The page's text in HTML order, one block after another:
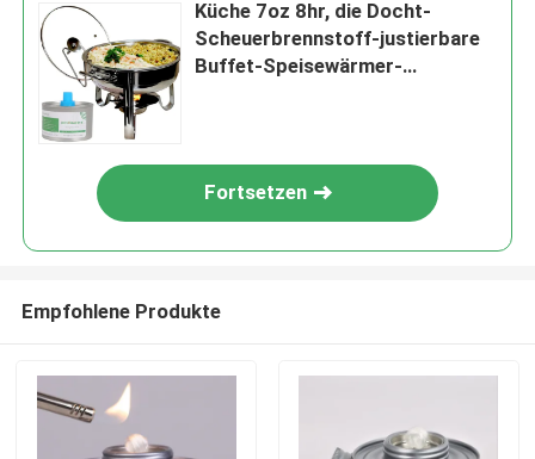
Küche 7oz 8hr, die Docht-
Scheuerbrennstoff-justierbare
Buffet-Speisewärmer-
Fortsetzen
Empfohlene Produkte